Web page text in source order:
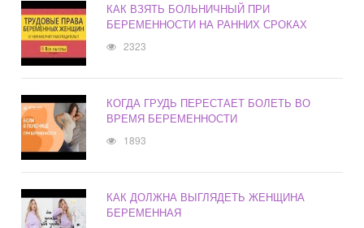
КАК ВЗЯТЬ БОЛЬНИЧНЫЙ ПРИ
БЕРЕМЕННОСТИ НА РАННИХ СРОКАХ
2323
КОГДА ГРУДЬ ПЕРЕСТАЕТ БОЛЕТЬ ВО
ВРЕМЯ БЕРЕМЕННОСТИ
1893
КАК ДОЛЖНА ВЫГЛЯДЕТЬ ЖЕНЩИНА
БЕРЕМЕННАЯ